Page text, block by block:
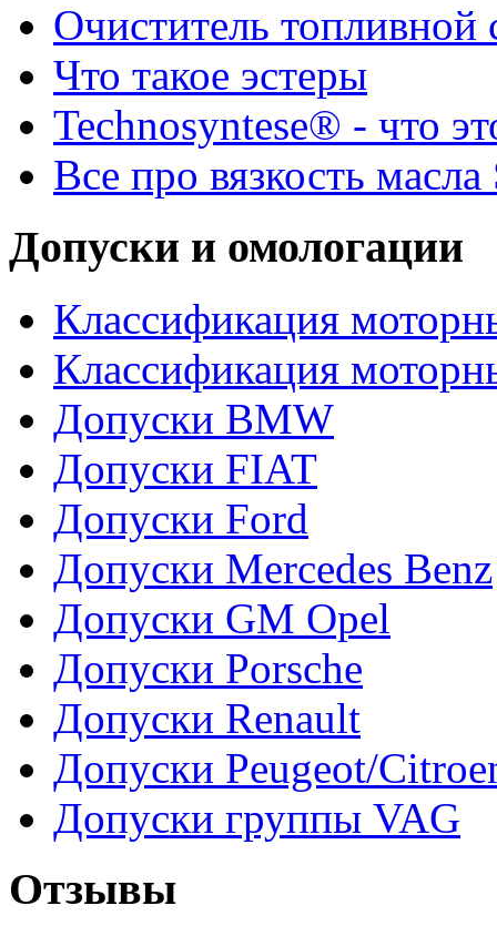
Очиститель
Что такое эстеры
Technosyntese® - что
Все про вязкость
Допуски и омологации
Классификация
Классификация
Допуски BMW
Допуски FIAT
Допуски Ford
Допуски Mercedes Benz
Допуски GM Opel
Допуски Porsche
Допуски Renault
Допуски Peugeot/
Допуски группы VAG
Отзывы